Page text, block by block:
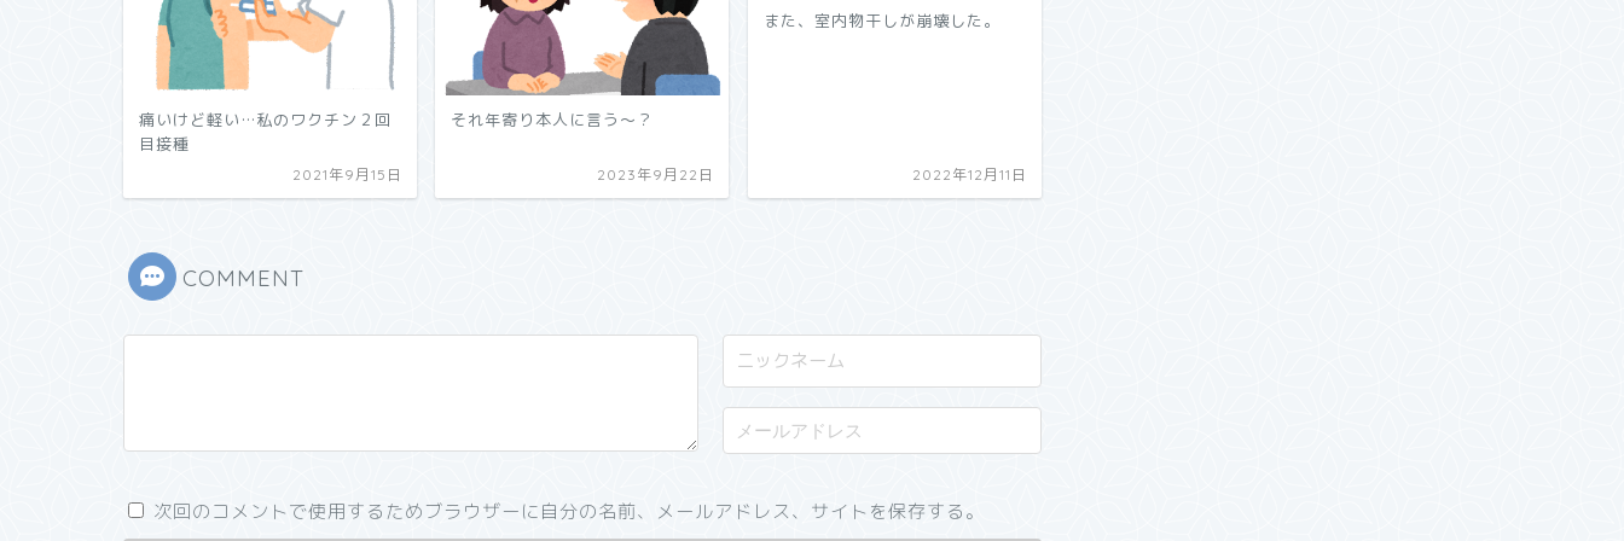
痛いけど軽い…私のワクチン２回
目接種
2021年9月15日
それ年寄り本人に言う～？
2023年9月22日
また、室内物干しが崩壊した。
2022年12月11日
COMMENT
次回のコメントで使用するためブラウザーに自分の名前、メールアドレス、サイトを保存する。